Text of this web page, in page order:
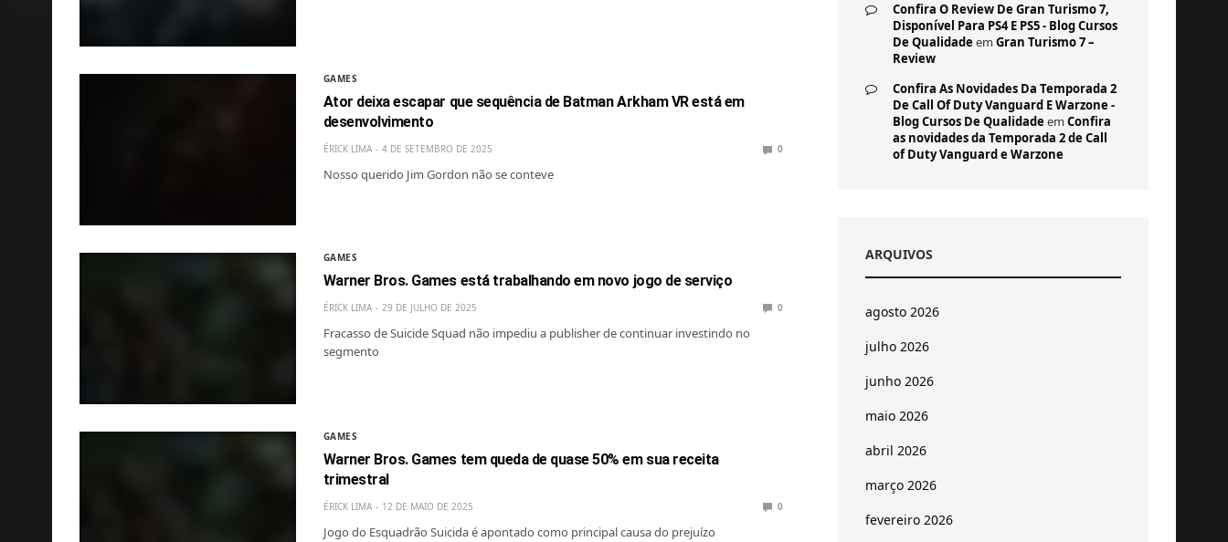
GAMES
Ator deixa escapar que sequência de Batman Arkham VR está em
desenvolvimento
ÉRICK LIMA 4 DE SETEMBRO DE 2025 0
Nosso querido Jim Gordon não se conteve
GAMES
Warner Bros. Games está trabalhando em novo jogo de serviço
ÉRICK LIMA 29 DE JULHO DE 2025 0
Fracasso de Suicide Squad não impediu a publisher de continuar investindo no
segmento
GAMES
Warner Bros. Games tem queda de quase 50% em sua receita
trimestral
ÉRICK LIMA 12 DE MAIO DE 2025 0
Jogo do Esquadrão Suicida é apontado como principal causa do prejuízo
Confira O Review De Gran Turismo 7,
Disponível Para PS4 E PS5 - Blog Cursos
De Qualidade em Gran Turismo 7 –
Review
Confira As Novidades Da Temporada 2
De Call Of Duty Vanguard E Warzone -
Blog Cursos De Qualidade em Confira
as novidades da Temporada 2 de Call
of Duty Vanguard e Warzone
ARQUIVOS
agosto 2026
julho 2026
junho 2026
maio 2026
abril 2026
março 2026
fevereiro 2026